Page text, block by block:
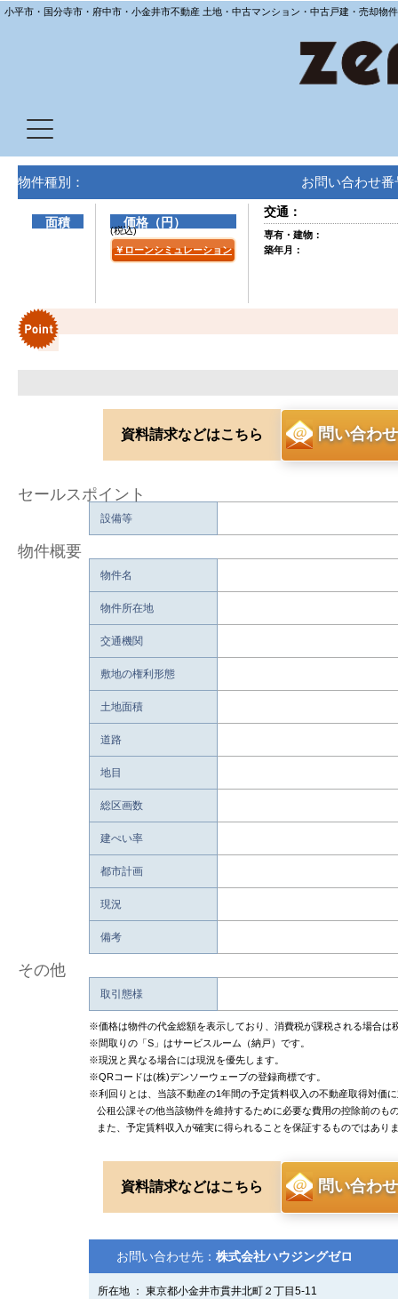
小平市・国分寺市・府中市・小金井市不動産 土地・中古マンション・中古戸建・売却物
物件種別： お問い合わせ番
面積 価格（円）
(税込)
￥ローンシミュレーション
交通：
専有・建物：
築年月：
資料請求などはこちら 問い合わ
セールスポイント
設備等
物件概要
物件名
物件所在地
交通機関
敷地の権利形態
土地面積
道路
地目
総区画数
建ぺい率
都市計画
現況
備考
その他
取引態様
※価格は物件の代金総額を表示しており、消費税が課税される場合は
※間取りの「S」はサービスルーム（納戸）です。
※現況と異なる場合には現況を優先します。
※QRコードは(株)デンソーウェーブの登録商標です。
※利回りとは、当該不動産の1年間の予定賃料収入の不動産取得対価
公租公課その他当該物件を維持するために必要な費用の控除前のも
また、予定賃料収入が確実に得られることを保証するものではあり
資料請求などはこちら 問い合わ
お問い合わせ先： 株式会社ハウジングゼロ
所在地 ： 東京都小金井市貫井北町２丁目5-11